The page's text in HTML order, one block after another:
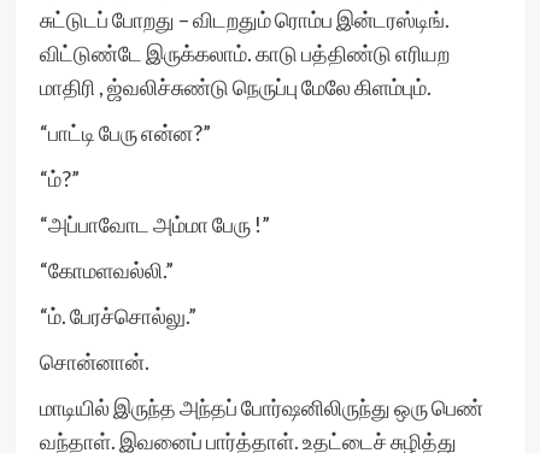
சுட்டுடப் போறது – விடறதும் ரொம்ப இன்டரஸ்டிங்.
விட்டுண்டே இருக்கலாம். காடு பத்திண்டு எரியற
மாதிரி , ஜ்வலிச்சுண்டு நெருப்பு மேலே கிளம்பும்.
“பாட்டி பேரு என்ன?”
“ம்?”
“அப்பாவோட அம்மா பேரு !”
“கோமளவல்லி.”
“ம். பேரச்சொல்லு.”
சொன்னான்.
மாடியில் இருந்த அந்தப் போர்ஷனிலிருந்து ஒரு பெண்
வந்தாள். இவனைப் பார்த்தாள். உதட்டைச் சுழித்து